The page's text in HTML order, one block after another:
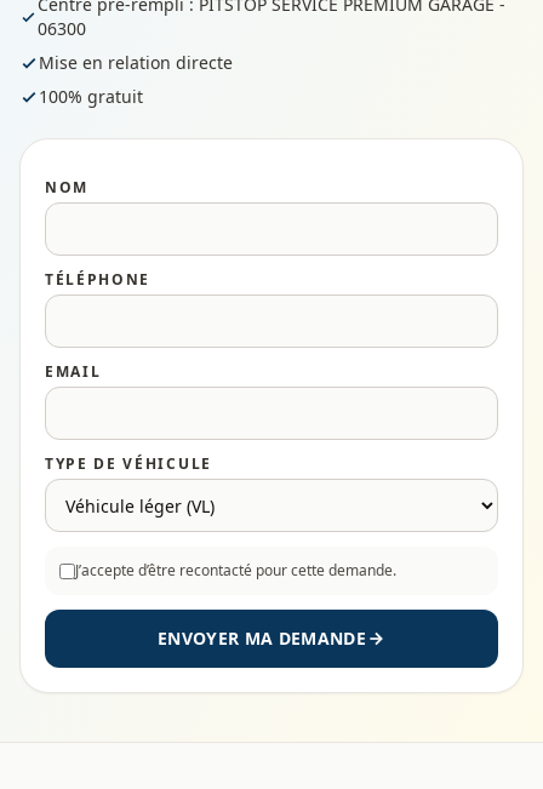
06300
Mise en relation directe
100% gratuit
NOM
TÉLÉPHONE
EMAIL
TYPE DE VÉHICULE
J’accepte d’être recontacté pour cette demande.
ENVOYER MA DEMANDE